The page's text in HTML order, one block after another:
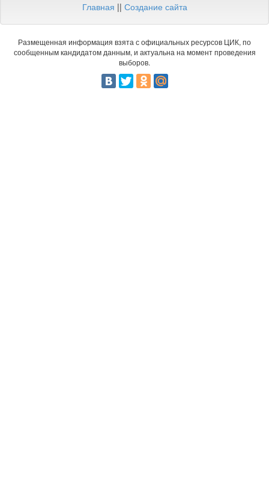
Главная || Создание сайта
Размещенная информация взята с официальных ресурсов ЦИК, по
сообщенным кандидатом данным, и актуальна на момент проведения
выборов.